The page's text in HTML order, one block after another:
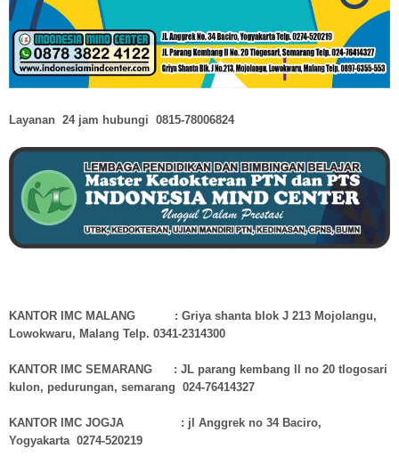
Layanan 24 jam hubungi 0815-78006824
KANTOR IMC MALANG : Griya shanta blok J 213 Mojolangu,
Lowokwaru, Malang Telp. 0341-2314300
KANTOR IMC SEMARANG : JL parang kembang ll no 20 tlogosari
kulon, pedurungan, semarang 024-76414327
KANTOR IMC JOGJA : jl Anggrek no 34 Baciro,
Yogyakarta 0274-520219